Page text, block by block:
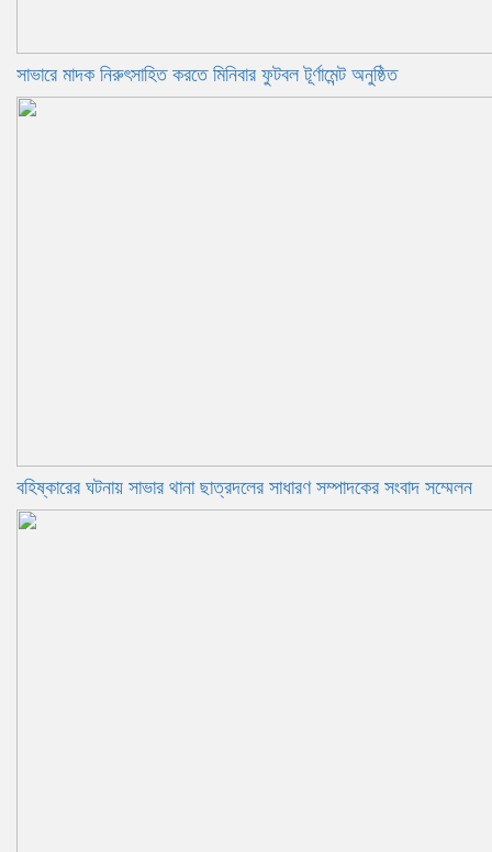
সাভারে মাদক নিরুৎসাহিত করতে মিনিবার ফুটবল টূর্ণামেন্ট অনুষ্ঠিত
বহিষ্কারের ঘটনায় সাভার থানা ছাত্রদলের সাধারণ সম্পাদকের সংবাদ সম্মেলন